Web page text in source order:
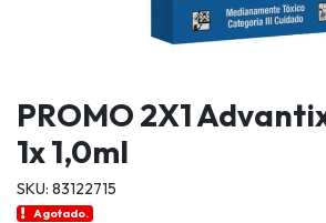
PROMO 2X1
1x 1,0ml
SKU: 83122715
Agotado.